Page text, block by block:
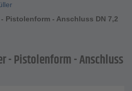
Pistolenform - Anschluss DN 7,2
- Pistolenform - Anschluss